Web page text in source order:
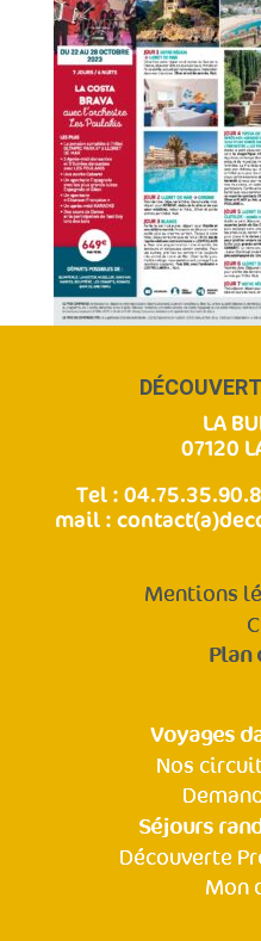
LA
07120
Tel :
mail :
Mentions
Plan
Voyages
Nos
Séjours
Découverte
Mon